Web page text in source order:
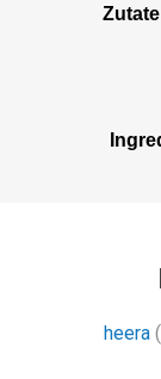
heera